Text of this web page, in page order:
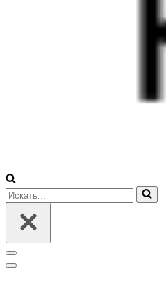
Искать...
Меню
навигации
Меню